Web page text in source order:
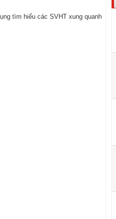
tìm hiểu các SVHT xung quanh